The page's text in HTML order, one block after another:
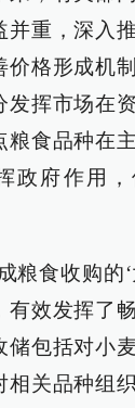
并重，深入
价格形成机
发挥市场在
粮食品种在
政府作用，
粮食收购的
有效发挥了
储包括对小
相关品种组